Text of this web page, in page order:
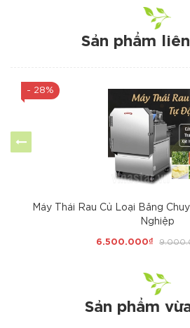
Sản phẩm
- 28%
Máy Thái Rau Củ Loại Băng
Nghiệp
6.500.000₫
Sản phẩm